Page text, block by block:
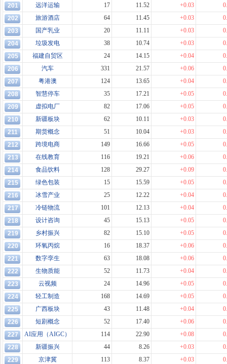
201
远洋运输 17 11.52 +0.03
202
旅游酒店 64 11.45 +0.03
203
国产乳业 20 11.11 +0.03
204
垃圾发电 38 10.74 +0.03
205
福建自贸区 24 14.15 +0.04
206
汽车 331 21.57 +0.06
207
粤港澳 124 13.65 +0.04
208
智慧停车 35 17.21 +0.05
209
虚拟电厂 82 17.06 +0.05
210
新疆板块 62 10.11 +0.03
211
期货概念 51 10.04 +0.03
212
跨境电商 149 16.66 +0.05
213
在线教育 116 19.21 +0.06
214
食品饮料 128 29.27 +0.09
215
绿色包装 15 15.59 +0.05
216
冰雪产业 25 12.22 +0.04
217
冷链物流 101 12.13 +0.04
218
设计咨询 45 15.13 +0.05
219
乡村振兴 82 15.10 +0.05
220
环氧丙烷 16 18.37 +0.06
221
数字孪生 63 18.08 +0.06
222
生物质能 52 11.73 +0.04
223
云视频 24 14.96 +0.05
224
轻工制造 168 14.69 +0.05
225
广西板块 43 11.48 +0.04
226
短剧概念 52 17.40 +0.06
227
AI应用（AIGC） 114 22.90 +0.08
228
新疆振兴 44 8.26 +0.03
229
京津冀 113 8.37 +0.03